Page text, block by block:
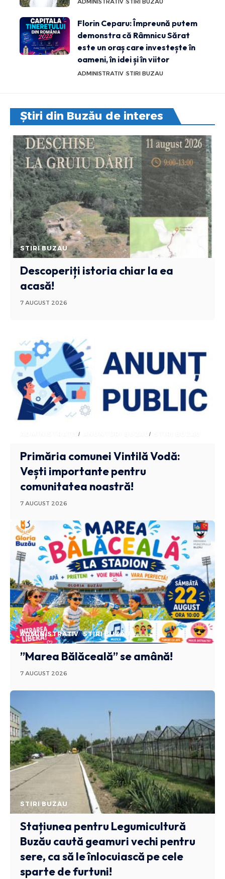
Florin Ceparu: Împreună putem
demonstra că Râmnicu Sărat
este un oraș care investește în
oameni, în idei și în viitor
ADMINISTRATIV STIRI BUZAU
Știri din Buzău de interes
STIRI BUZAU
Descoperiți istoria chiar la ea
acasă!
7 AUGUST 2026
ADMINISTRATIV ANUNTURI BUZAU
Primăria comunei Vintilă Vodă:
Vești importante pentru
comunitatea noastră!
7 AUGUST 2026
ADMINISTRATIV STIRI BUZAU
”Marea Bălăceală” se amână!
7 AUGUST 2026
STIRI BUZAU
Stațiunea pentru Legumicultură
Buzău caută geamuri vechi pentru
sere, ca să le înlocuiască pe cele
sparte de furtuni!